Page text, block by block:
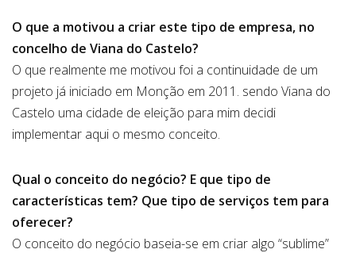
O que a motivou a criar este tipo de empresa, no
concelho de Viana do Castelo?
O que realmente me motivou foi a continuidade de um
projeto já iniciado em Monção em 2011. sendo Viana do
Castelo uma cidade de eleição para mim decidi
implementar aqui o mesmo conceito.
Qual o conceito do negócio? E que tipo de
características tem? Que tipo de serviços tem para
oferecer?
O conceito do negócio baseia-se em criar algo “sublime”